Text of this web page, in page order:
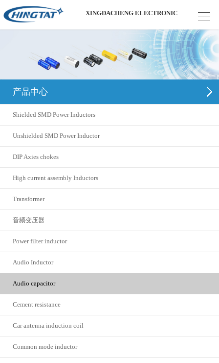
XINGDACHENG ELECTRONIC
产品中心
Shielded SMD Power Inductors
Unshielded SMD Power Inductor
DIP Axies chokes
High current assembly Inductors
Transformer
音频变压器
Power filter inductor
Audio Inductor
Audio capacitor
Cement resistance
Car antenna induction coil
Common mode inductor